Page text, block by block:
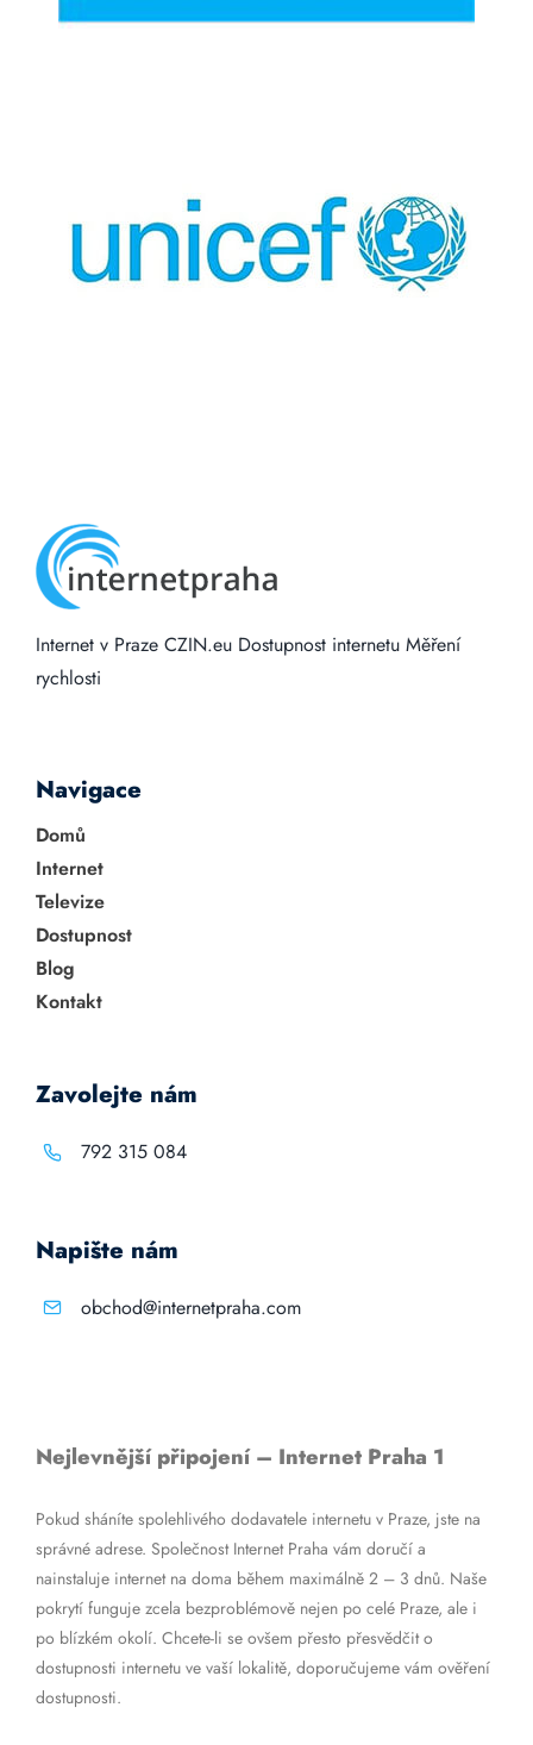
Internet v Praze CZIN.eu Dostupnost internetu Měření
rychlosti
Navigace
Domů
Internet
Televize
Dostupnost
Blog
Kontakt
Zavolejte nám
792 315 084
Napište nám
obchod@internetpraha.com
Nejlevnější připojení – Internet Praha 1
Pokud sháníte spolehlivého dodavatele internetu v Praze, jste na
správné adrese. Společnost Internet Praha vám doručí a
nainstaluje internet na doma během maximálně 2 – 3 dnů. Naše
pokrytí funguje zcela bezproblémově nejen po celé Praze, ale i
po blízkém okolí. Chcete-li se ovšem přesto přesvědčit o
dostupnosti internetu ve vaší lokalitě, doporučujeme vám ověření
dostupnosti.